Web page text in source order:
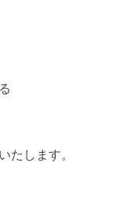
たします。